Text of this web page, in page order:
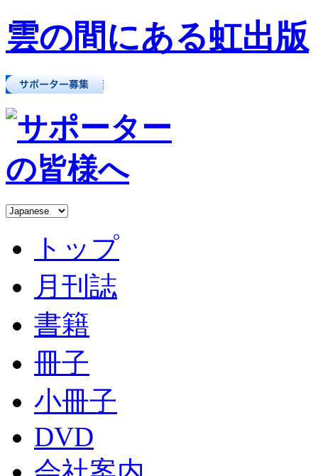
雲の間にある虹出版
トップ
月刊誌
書籍
冊子
小冊子
DVD